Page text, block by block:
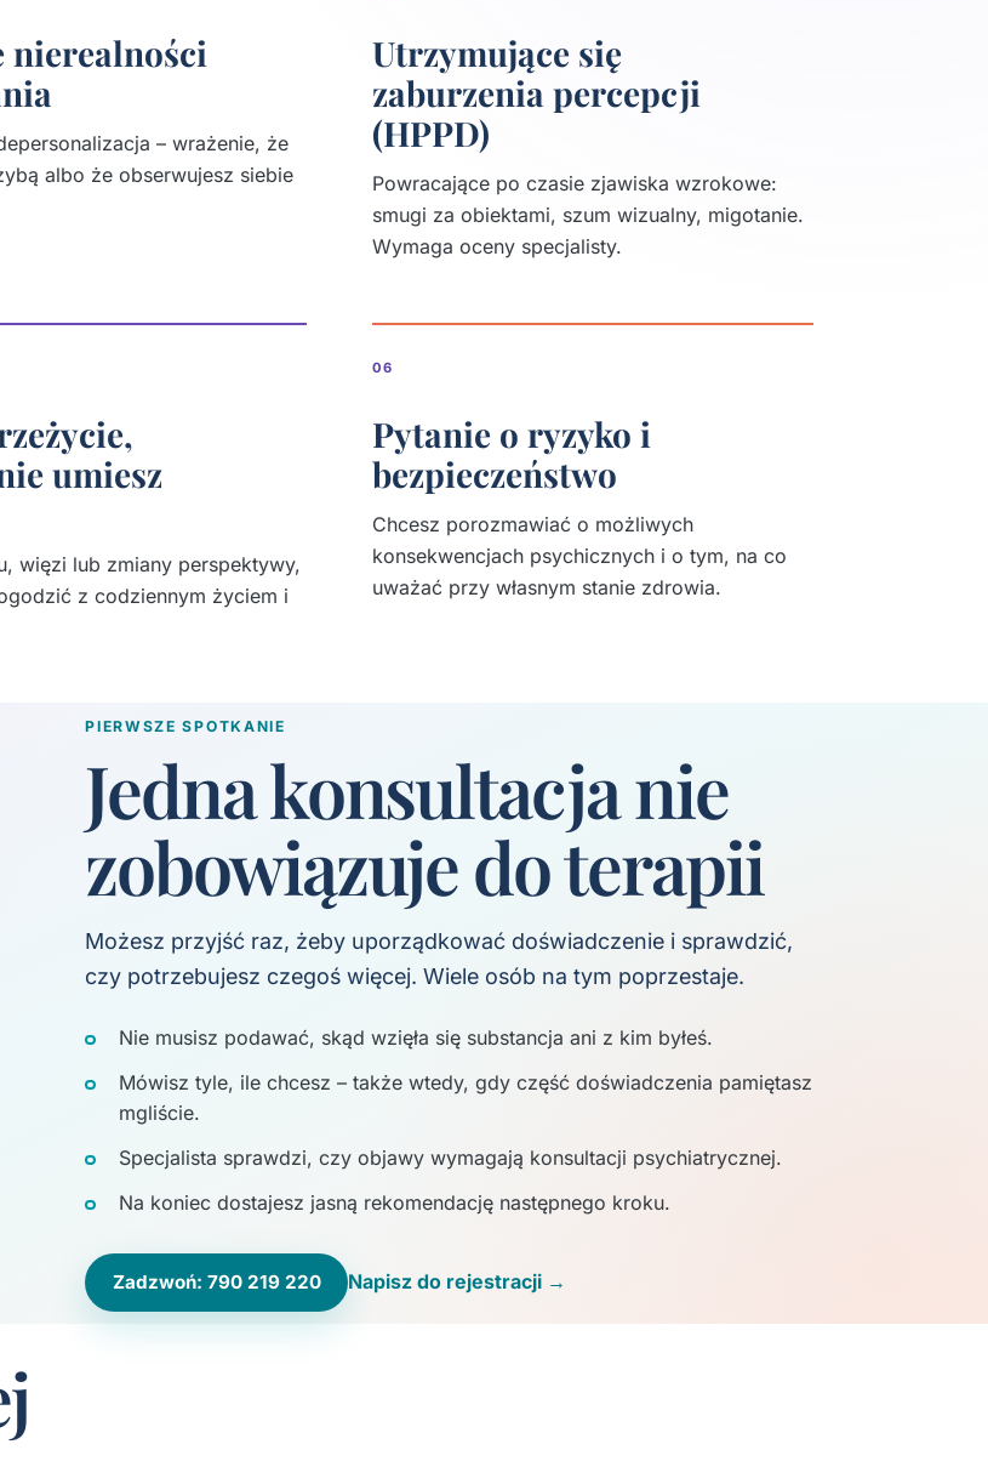
nierealności
– wrażenie, że
albo że obserwujesz siebie
Utrzymujące się
zaburzenia percepcji
(HPPD)
Powracające po czasie zjawiska wzrokowe:
smugi za obiektami, szum wizualny, migotanie.
Wymaga oceny specjalisty.
umiesz
więzi lub zmiany perspektywy,
z codziennym życiem i
06
Pytanie o ryzyko i
bezpieczeństwo
Chcesz porozmawiać o możliwych
konsekwencjach psychicznych i o tym, na co
uważać przy własnym stanie zdrowia.
PIERWSZE SPOTKANIE
Jedna konsultacja nie
zobowiązuje do terapii
Możesz przyjść raz, żeby uporządkować doświadczenie i sprawdzić,
czy potrzebujesz czegoś więcej. Wiele osób na tym poprzestaje.
Nie musisz podawać, skąd wzięła się substancja ani z kim byłeś.
Mówisz tyle, ile chcesz – także wtedy, gdy część doświadczenia pamiętasz
mgliście.
Specjalista sprawdzi, czy objawy wymagają konsultacji psychiatrycznej.
Na koniec dostajesz jasną rekomendację następnego kroku.
Zadzwoń: 790 219 220 Napisz do rejestracji →